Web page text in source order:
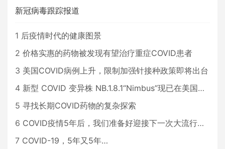
新冠病毒跟踪报道
1 后疫情时代的健康图景
2 价格实惠的药物被发现有望治疗重症COVID患者
3 美国COVID病例上升，限制加强针接种政策即将出台
4 新型 COVID 变异株 NB.1.8.1“Nimbus”现已在美国占据主导地位
5 寻找长期COVID药物的复杂探索
6 COVID疫情5年后，我们准备好迎接下一次大流行了吗？
7 COVID-19，5年又5年…